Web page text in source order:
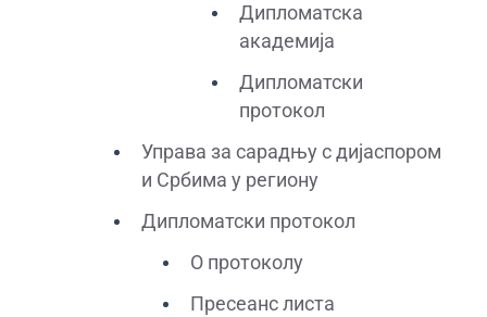
Дипломатска
академија
Дипломатски
протокол
Управа за сарадњу с дијаспором
и Србима у региону
Дипломатски протокол
О протоколу
Пресеанс листа